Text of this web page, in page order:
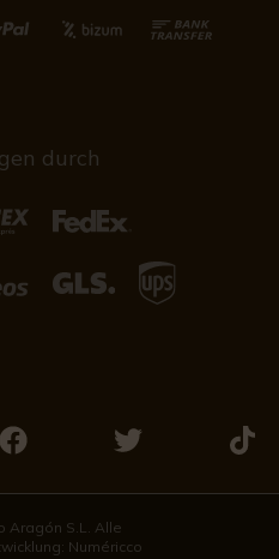
durch
Sie
uns
Sie
Aragón S.L. Alle
Numéricco